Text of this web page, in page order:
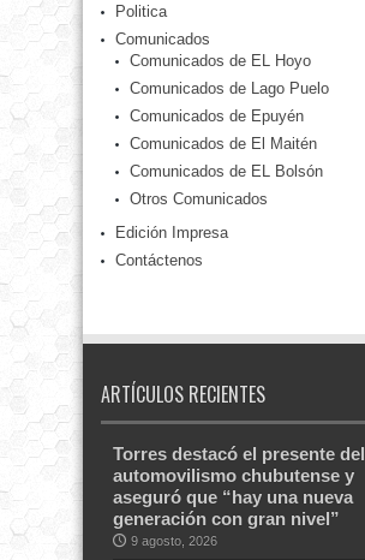
Politica
Comunicados
Comunicados de EL Hoyo
Comunicados de Lago Puelo
Comunicados de Epuyén
Comunicados de El Maitén
Comunicados de EL Bolsón
Otros Comunicados
Edición Impresa
Contáctenos
ARTÍCULOS RECIENTES
Torres destacó el presente del
automovilismo chubutense y
aseguró que “hay una nueva
generación con gran nivel”
9 agosto, 2026